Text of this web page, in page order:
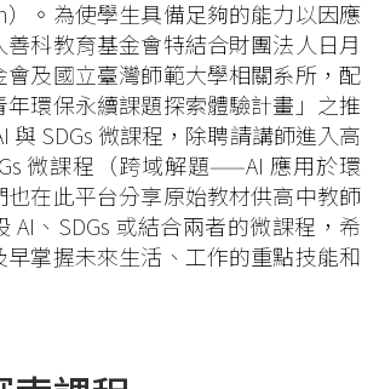
。為使學生具備足夠的能力以因應
科教育基金會特結合財團法人日月
及國立臺灣師範大學相關系所，配
環保永續課題探索體驗計畫」之推
與 SDGs 微課程，除聘請講師進入高
微課程（跨域解題——AI 應用於環
在此平台分享原始教材供高中教師
AI、SDGs 或結合兩者的微課程，希
早掌握未來生活、工作的重點技能和